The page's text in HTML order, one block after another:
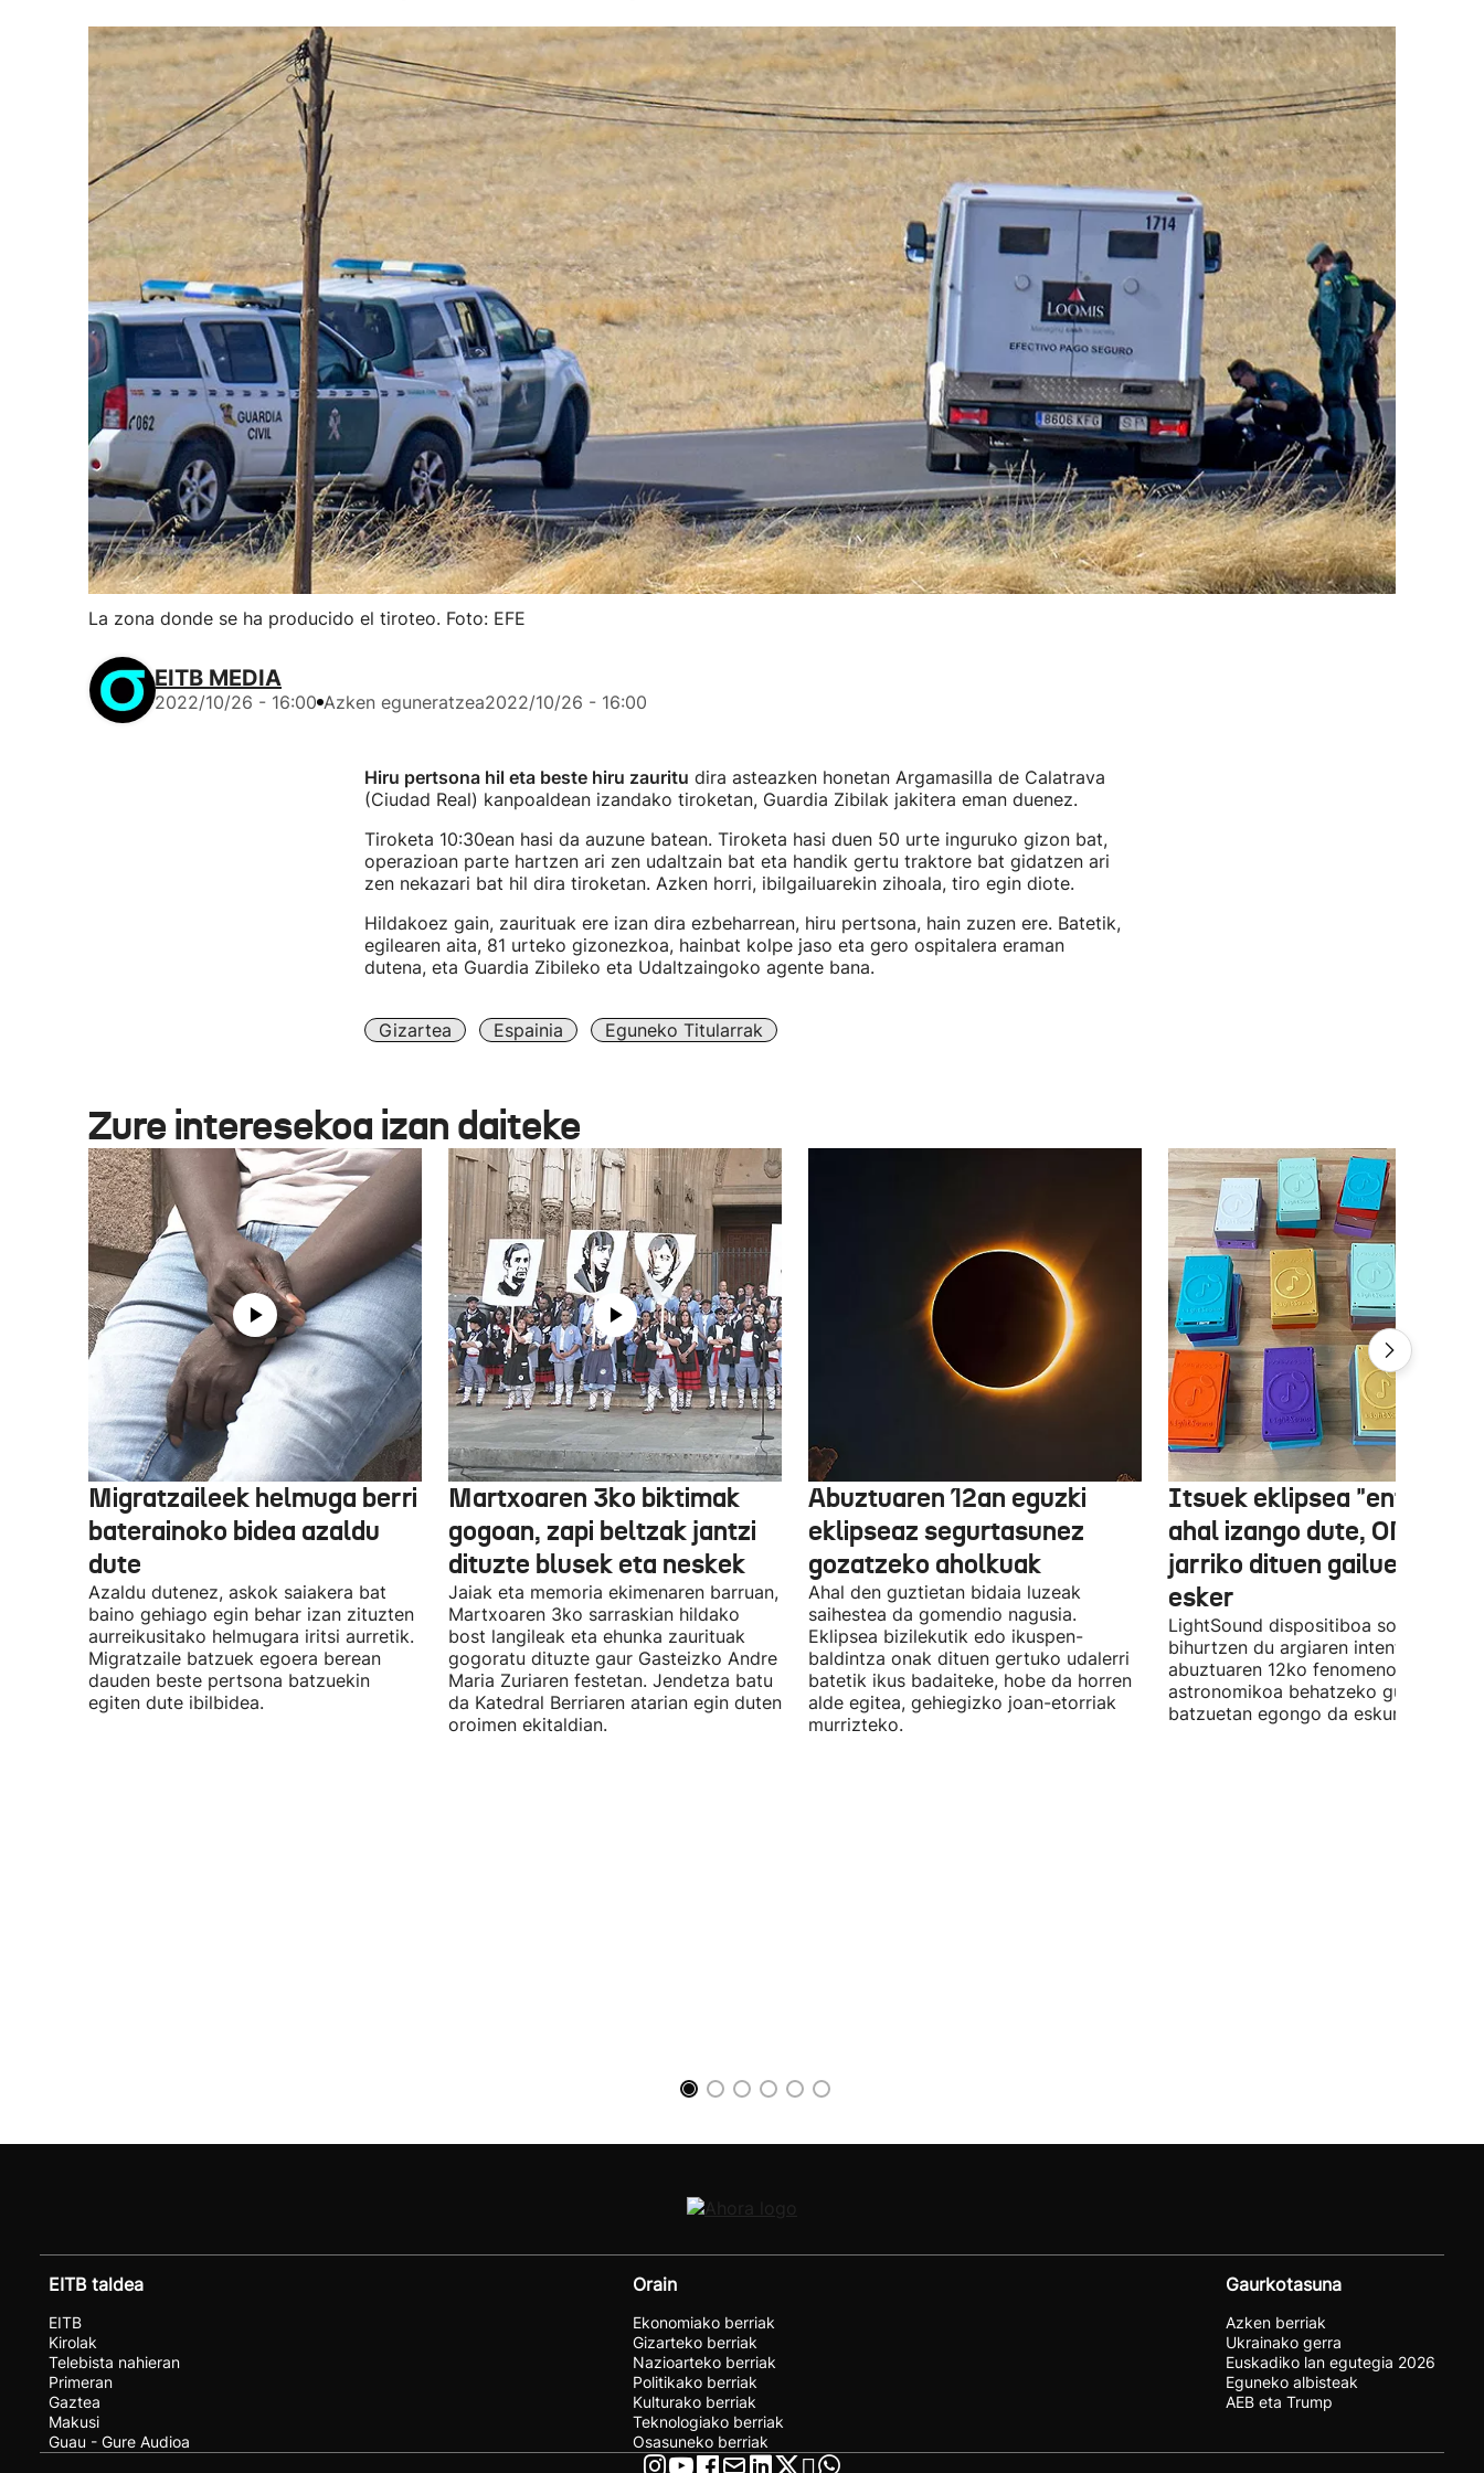
La zona donde se ha producido el tiroteo. Foto: EFE
EITB MEDIA
2022/10/26 - 16:00 Azken eguneratzea2022/10/26 - 16:00
Hiru pertsona hil eta beste hiru zauritu dira asteazken honetan Argamasilla de Calatrava
(Ciudad Real) kanpoaldean izandako tiroketan, Guardia Zibilak jakitera eman duenez.
Tiroketa 10:30ean hasi da auzune batean. Tiroketa hasi duen 50 urte inguruko gizon bat,
operazioan parte hartzen ari zen udaltzain bat eta handik gertu traktore bat gidatzen ari
zen nekazari bat hil dira tiroketan. Azken horri, ibilgailuarekin zihoala, tiro egin diote.
Hildakoez gain, zaurituak ere izan dira ezbeharrean, hiru pertsona, hain zuzen ere. Batetik,
egilearen aita, 81 urteko gizonezkoa, hainbat kolpe jaso eta gero ospitalera eraman
dutena, eta Guardia Zibileko eta Udaltzaingoko agente bana.
Gizartea Espainia Eguneko Titularrak
Zure interesekoa izan daiteke
Migratzaileek helmuga berri
baterainoko bidea azaldu
dute
Azaldu dutenez, askok saiakera bat
baino gehiago egin behar izan zituzten
aurreikusitako helmugara iritsi aurretik.
Migratzaile batzuek egoera berean
dauden beste pertsona batzuekin
egiten dute ibilbidea.
Martxoaren 3ko biktimak
gogoan, zapi beltzak jantzi
dituzte blusek eta neskek
Jaiak eta memoria ekimenaren barruan,
Martxoaren 3ko sarraskian hildako
bost langileak eta ehunka zaurituak
gogoratu dituzte gaur Gasteizko Andre
Maria Zuriaren festetan. Jendetza batu
da Katedral Berriaren atarian egin duten
oroimen ekitaldian.
Abuztuaren 12an eguzki
eklipseaz segurtasunez
gozatzeko aholkuak
Ahal den guztietan bidaia luzeak
saihestea da gomendio nagusia.
Eklipsea bizilekutik edo ikuspen-
baldintza onak dituen gertuko udalerri
batetik ikus badaiteke, hobe da horren
alde egitea, gehiegizko joan-etorriak
murrizteko.
Itsuek eklipsea "entzun"
ahal izango dute, ONCEk
jarriko dituen gailue
esker
LightSound dispositiboa soinu
bihurtzen du argiaren intentsitatea,
abuztuaren 12ko fenomeno
astronomikoa behatzeko gune
batzuetan egongo da eskuragarri.
EITB taldea
EITB
Kirolak
Telebista nahieran
Primeran
Gaztea
Makusi
Guau - Gure Audioa
Orain
Ekonomiako berriak
Gizarteko berriak
Nazioarteko berriak
Politikako berriak
Kulturako berriak
Teknologiako berriak
Osasuneko berriak
Gaurkotasuna
Azken berriak
Ukrainako gerra
Euskadiko lan egutegia 2026
Eguneko albisteak
AEB eta Trump